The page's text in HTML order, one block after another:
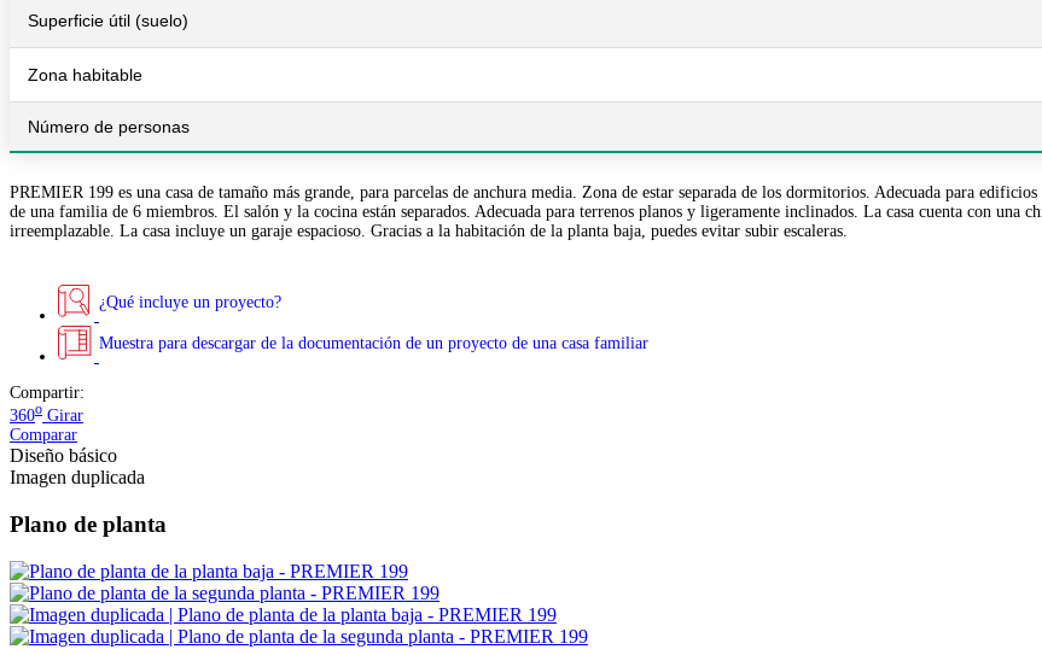
Superficie útil (suelo)
Zona habitable
Número de personas
PREMIER 199 es una casa de tamaño más grande, para parcelas de anchura media. Zona de estar separada de los dormitorios. Adecuada para
de una familia de 6 miembros. El salón y la cocina están separados. Adecuada para terrenos planos y ligeramente inclinados. La casa cuenta con una
irreemplazable. La casa incluye un garaje espacioso. Gracias a la habitación de la planta baja, puedes evitar subir escaleras.
¿Qué incluye un proyecto?
Muestra para descargar de la documentación de un proyecto de una casa familiar
Compartir:
360o Girar
Comparar
Diseño básico
Imagen duplicada
Plano de planta